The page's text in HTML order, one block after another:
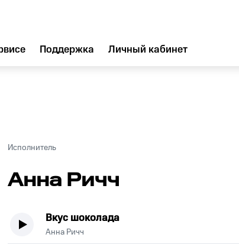
Поддержка Личный кабинет
Исполнитель
Анна Ричч
Вкус шоколада
Анна Ричч